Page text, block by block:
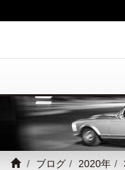
ブログ 2020年